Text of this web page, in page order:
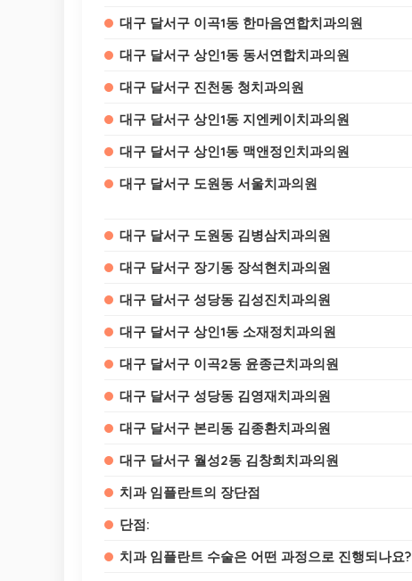
대구 달서구 이곡1동 한마음연합치과의원
대구 달서구 상인1동 동서연합치과의원
대구 달서구 진천동 청치과의원
대구 달서구 상인1동 지엔케이치과의원
대구 달서구 상인1동 맥앤정인치과의원
대구 달서구 도원동 서울치과의원
대구 달서구 도원동 김병삼치과의원
대구 달서구 장기동 장석현치과의원
대구 달서구 성당동 김성진치과의원
대구 달서구 상인1동 소재정치과의원
대구 달서구 이곡2동 윤종근치과의원
대구 달서구 성당동 김영재치과의원
대구 달서구 본리동 김종환치과의원
대구 달서구 월성2동 김창희치과의원
치과 임플란트의 장단점
단점:
치과 임플란트 수술은 어떤 과정으로 진행되나요?